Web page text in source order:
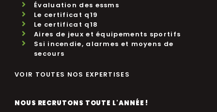
NOUS RECRUTONS TOUTE L'ANNÉE !
Évaluation des essms
Le certificat q19
Le certificat q18
Aires de jeux et équipements sportifs
Ssi incendie, alarmes et moyens de
secours
VOIR TOUTES NOS EXPERTISES